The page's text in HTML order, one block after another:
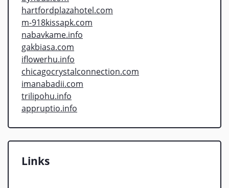
hartfordplazahotel.com
m-918kissapk.com
nabavkame.info
gakbiasa.com
iflowerhu.info
chicagocrystalconnection.com
imanabadii.com
trilipohu.info
appruptio.info
Links